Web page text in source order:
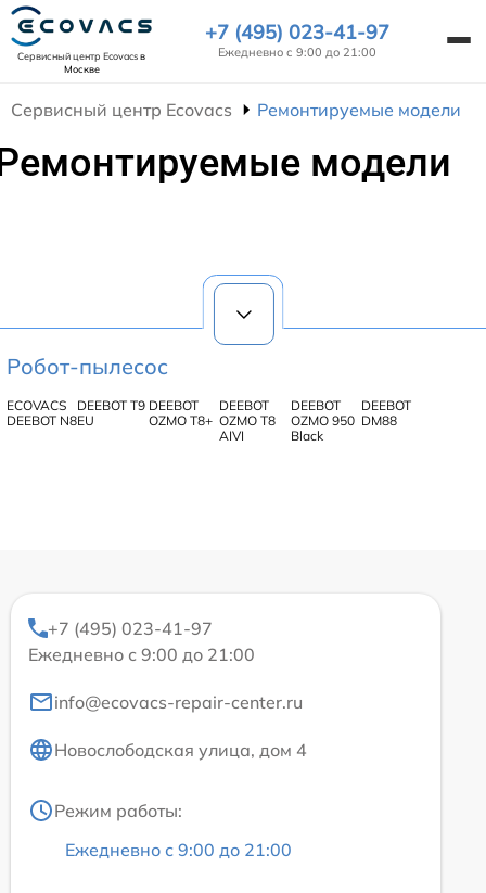
Сервисный центр Ecovacsв
Москве
+7 (495) 023-41-97
Ежедневно с 9:00 до 21:00
Сервисный центр Ecovacs Ремонтируемые модели
модели
Робот-пылесос
ECOVACS
DEEBOT N8
DEEBOT T9
EU
DEEBOT
OZMO T8+
DEEBOT
OZMO T8
AIVI
DEEBOT
OZMO 950
Black
DEEBOT
DM88
+7 (495) 023-41-97
Ежедневно с 9:00 до 21:00
info@ecovacs-repair-center.ru
Новослободская улица, дом 4
Режим работы:
Ежедневно с 9:00 до 21:00